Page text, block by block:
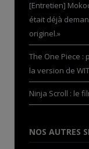
[Entretien]
était déjà
originel.»
The One Piece
la version de
Ninja Scroll : le
NOS AUTRES